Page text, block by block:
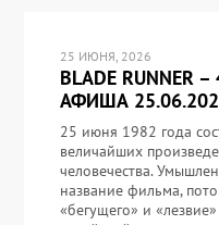
25 ИЮНЯ, 2026
BLADE RUNNER
АФИША
25 июня 1982 года
величайших
человечества.
название фильма,
«бегущего» и